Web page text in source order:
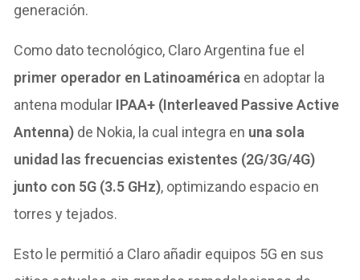
generación.
Como dato tecnológico, Claro Argentina fue el
primer operador en Latinoamérica en adoptar la
antena modular IPAA+ (Interleaved Passive Active
Antenna) de Nokia, la cual integra en una sola
unidad las frecuencias existentes (2G/3G/4G)
junto con 5G (3.5 GHz), optimizando espacio en
torres y tejados.
Esto le permitió a Claro añadir equipos 5G en sus